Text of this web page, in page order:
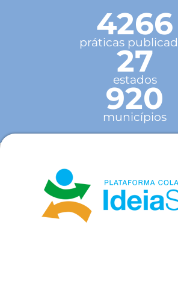
4266
práticas
27
estados
920
municípios